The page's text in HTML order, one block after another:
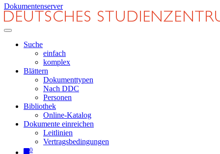
Dokumentenserver
Suche
einfach
komplex
Blättern
Dokumenttypen
Nach DDC
Personen
Bibliothek
Online-Katalog
Dokumente einreichen
Leitlinien
Vertragsbedingungen
0